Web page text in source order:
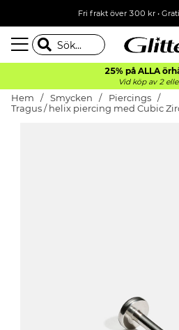
Fri frakt över 300 kr•
25% på ALLA
Vid köp av 2
Hem Smycken
Piercings
Tragus / helix piercing med Cubic